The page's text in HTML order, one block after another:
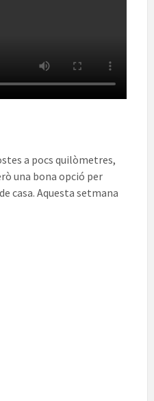
a pocs quilòmetres,
una bona opció per
casa. Aquesta setmana